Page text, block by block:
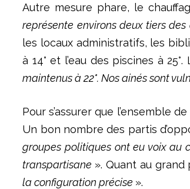
Autre mesure phare, le
représente environs deux tiers des
les locaux administratifs, les
à 14° et l’eau des piscines à
maintenus à 22°. Nos ainés sont
Pour s’assurer que l’ensemble
Un bon nombre des partis
groupes politiques ont eu voix au
transpartisane ». Quant au
la configuration précise ».